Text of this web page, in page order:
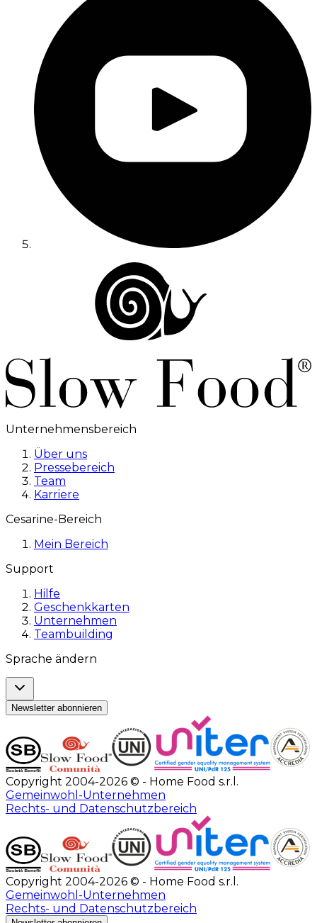
Unternehmensbereich
Über uns
Pressebereich
Team
Karriere
Cesarine-Bereich
Mein Bereich
Support
Hilfe
Geschenkkarten
Unternehmen
Teambuilding
Sprache ändern
Newsletter abonnieren
Copyright 2004-2026 © - Home Food s.r.l.
Gemeinwohl-Unternehmen
Rechts- und Datenschutzbereich
Copyright 2004-2026 © - Home Food s.r.l.
Gemeinwohl-Unternehmen
Rechts- und Datenschutzbereich